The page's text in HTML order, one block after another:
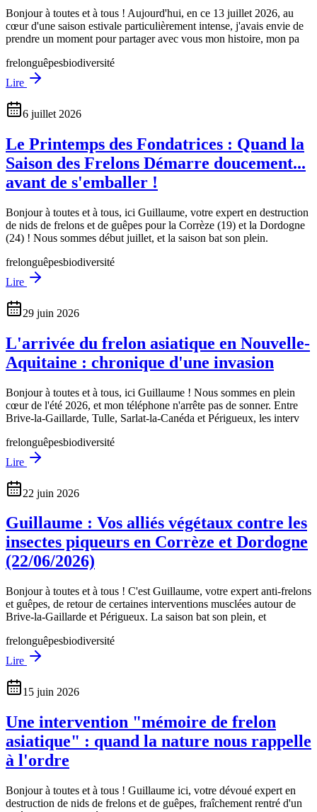
Bonjour à toutes et à tous ! Aujourd'hui, en ce 13 juillet 2026, au
cœur d'une saison estivale particulièrement intense, j'avais envie de
prendre un moment pour partager avec vous mon histoire, mon pa
frelonguêpesbiodiversité
Lire
6 juillet 2026
Le Printemps des Fondatrices : Quand la
Saison des Frelons Démarre doucement...
avant de s'emballer !
Bonjour à toutes et à tous, ici Guillaume, votre expert en destruction
de nids de frelons et de guêpes pour la Corrèze (19) et la Dordogne
(24) ! Nous sommes début juillet, et la saison bat son plein.
frelonguêpesbiodiversité
Lire
29 juin 2026
L'arrivée du frelon asiatique en Nouvelle-
Aquitaine : chronique d'une invasion
Bonjour à toutes et à tous, ici Guillaume ! Nous sommes en plein
cœur de l'été 2026, et mon téléphone n'arrête pas de sonner. Entre
Brive-la-Gaillarde, Tulle, Sarlat-la-Canéda et Périgueux, les interv
frelonguêpesbiodiversité
Lire
22 juin 2026
Guillaume : Vos alliés végétaux contre les
insectes piqueurs en Corrèze et Dordogne
(22/06/2026)
Bonjour à toutes et à tous ! C'est Guillaume, votre expert anti-frelons
et guêpes, de retour de certaines interventions musclées autour de
Brive-la-Gaillarde et Périgueux. La saison bat son plein, et
frelonguêpesbiodiversité
Lire
15 juin 2026
Une intervention "mémoire de frelon
asiatique" : quand la nature nous rappelle
à l'ordre
Bonjour à toutes et à tous ! Guillaume ici, votre dévoué expert en
destruction de nids de frelons et de guêpes, fraîchement rentré d'un